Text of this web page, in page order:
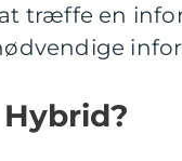
træffe en